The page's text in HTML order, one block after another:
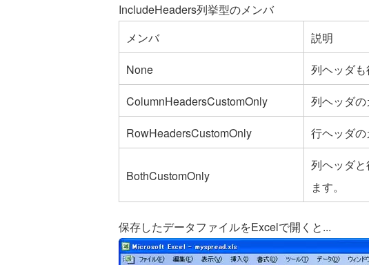
IncludeHeaders列挙型のメンバ
メンバ
説明
None
列ヘッダも
ColumnHeadersCustomOnly
列ヘッダの
RowHeadersCustomOnly
行ヘッダの
BothCustomOnly
列ヘッダ
ます。
保存したデータファイルをExcelで開くと...